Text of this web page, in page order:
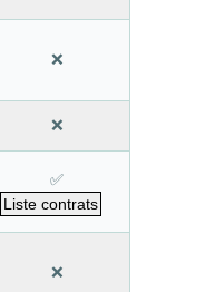
❌
❌
✅
Liste contrats
❌